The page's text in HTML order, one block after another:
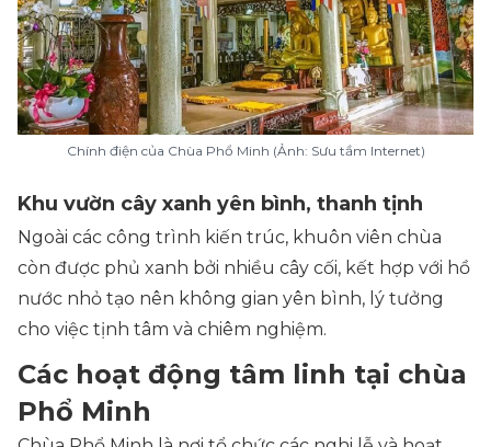
Chính điện của Chùa Phổ Minh (Ảnh: Sưu tầm Internet)
Khu vườn cây xanh yên bình, thanh tịnh
Ngoài các công trình kiến trúc, khuôn viên chùa
còn được phủ xanh bởi nhiều cây cối, kết hợp với hồ
nước nhỏ tạo nên không gian yên bình, lý tưởng
cho việc tịnh tâm và chiêm nghiệm.
Các hoạt động tâm linh tại chùa
Phổ Minh